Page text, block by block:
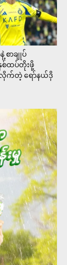
ာချုပ်
စ်ထပ်တိုးဖို့
တဲ့ ရော်နယ်ဒို